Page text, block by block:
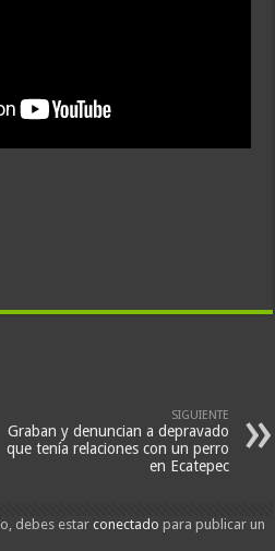
SIGUIENTE
Graban y denuncian a depravado
que tenía relaciones con un perro
en Ecatepec
debes estarconectado para publicar un